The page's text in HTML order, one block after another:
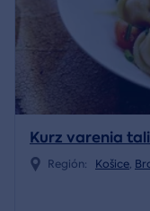
Kurz varenia
Región: Košice,